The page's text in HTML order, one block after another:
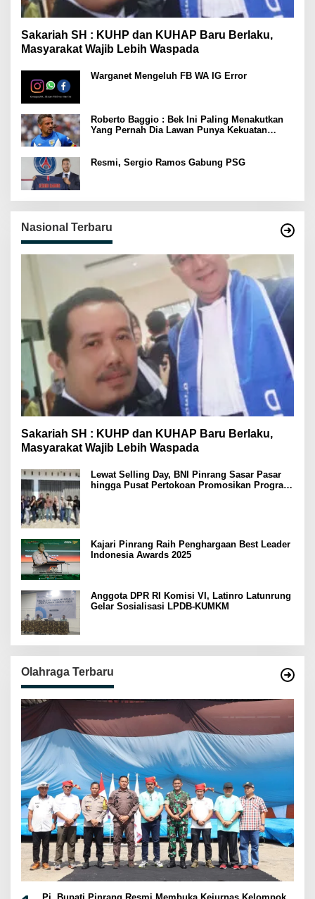
Sakariah SH : KUHP dan KUHAP Baru Berlaku,
Masyarakat Wajib Lebih Waspada
Warganet Mengeluh FB WA IG Error
Roberto Baggio : Bek Ini Paling Menakutkan
Yang Pernah Dia Lawan Punya Kekuatan
Resmi, Sergio Ramos Gabung PSG
Nasional Terbaru
Sakariah SH : KUHP dan KUHAP Baru Berlaku,
Masyarakat Wajib Lebih Waspada
Lewat Selling Day, BNI Pinrang Sasar Pasar
hingga Pusat Pertokoan Promosikan Program
Kajari Pinrang Raih Penghargaan Best Leader
Indonesia Awards 2025
Anggota DPR RI Komisi VI, Latinro Latunrung
Gelar Sosialisasi LPDB-KUMKM
Olahraga Terbaru